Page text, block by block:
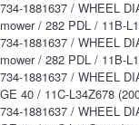
734-1881637 / WHEEL
mower / 282 PDL / 11B-
734-1881637 / WHEEL
mower / 282 PDL / 11B-
734-1881637 / WHEEL
GE 40 / 11C-L34Z678
734-1881637 / WHEEL